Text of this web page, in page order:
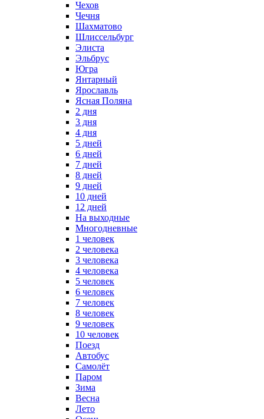
Чехов
Чечня
Шахматово
Шлиссельбург
Элиста
Эльбрус
Югра
Янтарный
Ярославль
Ясная Поляна
2 дня
3 дня
4 дня
5 дней
6 дней
7 дней
8 дней
9 дней
10 дней
12 дней
На выходные
Многодневные
1 человек
2 человека
3 человека
4 человека
5 человек
6 человек
7 человек
8 человек
9 человек
10 человек
Поезд
Автобус
Самолёт
Паром
Зима
Весна
Лето